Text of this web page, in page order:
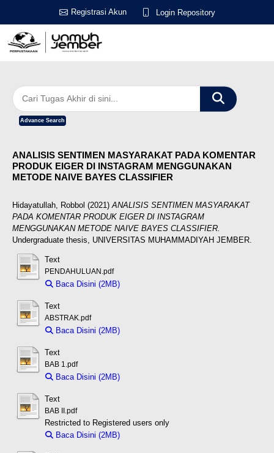
Registrasi Akun Login Repository
Advance Search
ANALISIS SENTIMEN MASYARAKAT PADA KOMENTAR
PRODUK EIGER DI INSTAGRAM MENGGUNAKAN
METODE NAIVE BAYES CLASSIFIER
Hidayatullah, Robbol (2021)ANALISIS SENTIMEN MASYARAKAT
PADA KOMENTAR PRODUK EIGER DI INSTAGRAM
MENGGUNAKAN METODE NAIVE BAYES CLASSIFIER.
Undergraduate thesis, UNIVERSITAS MUHAMMADIYAH JEMBER.
Text
PENDAHULUAN.pdf
Baca Disini (2MB)
Text
ABSTRAK.pdf
Baca Disini (2MB)
Text
BAB 1.pdf
Baca Disini (2MB)
Text
BAB II.pdf
Restricted to Registered users only
Baca Disini (2MB)